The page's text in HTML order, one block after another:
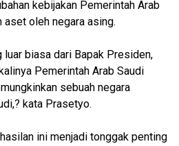
kebijakan Pemerintah Arab
oleh negara asing.
biasa dari Bapak Presiden,
Pemerintah Arab Saudi
sebuah negara
kata Prasetyo.
ini menjadi tonggak penting